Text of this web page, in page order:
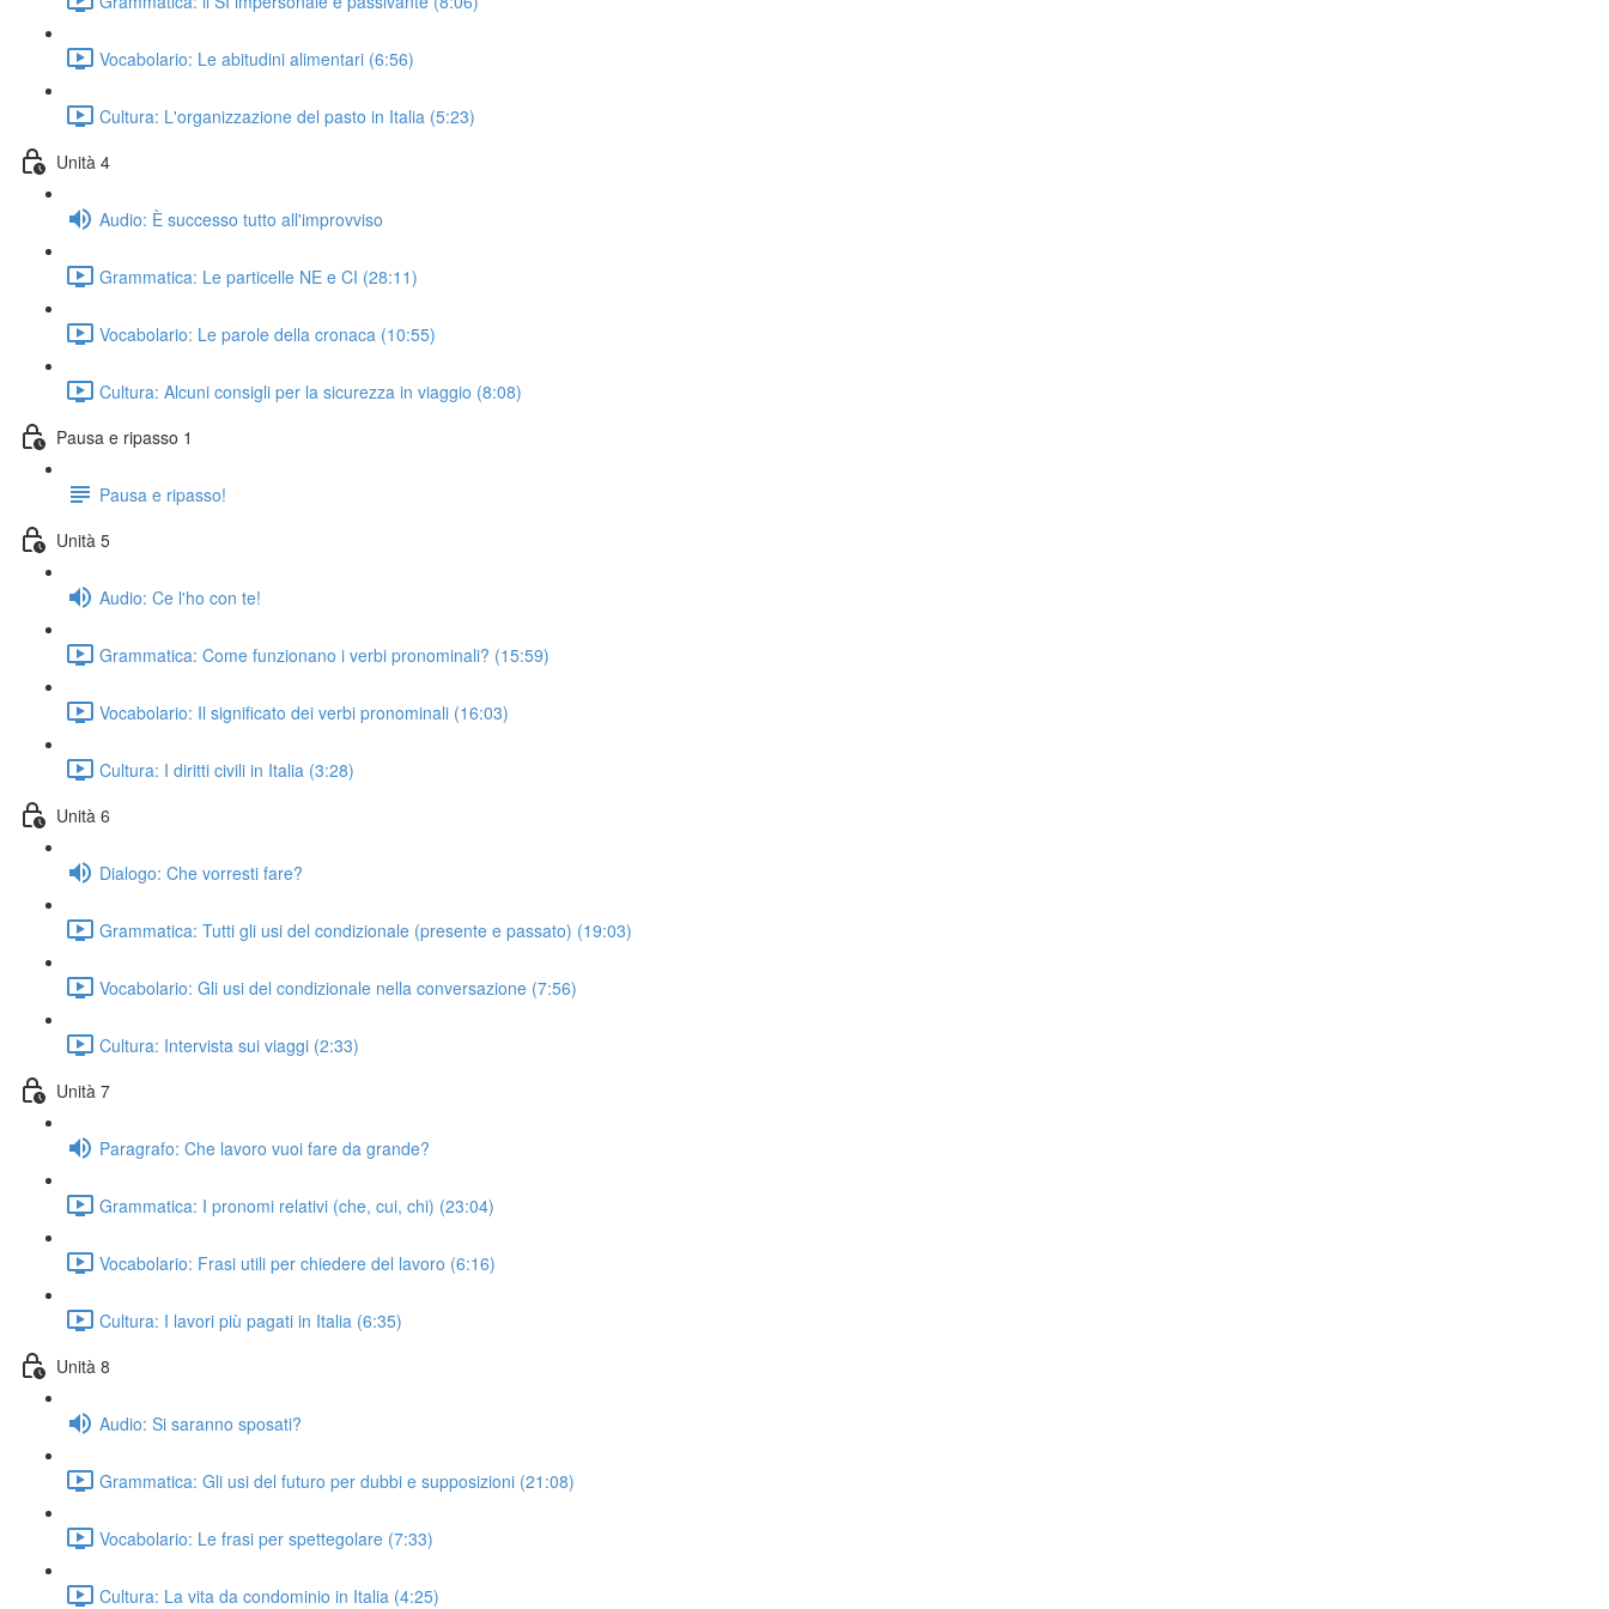
Vocabolario: Le abitudini alimentari (6:56)
Cultura: L'organizzazione del pasto in Italia (5:23)
Unità 4
Audio: È successo tutto all'improvviso
Grammatica: Le particelle NE e CI (28:11)
Vocabolario: Le parole della cronaca (10:55)
Cultura: Alcuni consigli per la sicurezza in viaggio (8:08)
Pausa e ripasso 1
Pausa e ripasso!
Unità 5
Audio: Ce l'ho con te!
Grammatica: Come funzionano i verbi pronominali? (15:59)
Vocabolario: Il significato dei verbi pronominali (16:03)
Cultura: I diritti civili in Italia (3:28)
Unità 6
Dialogo: Che vorresti fare?
Grammatica: Tutti gli usi del condizionale (presente e passato) (19:03)
Vocabolario: Gli usi del condizionale nella conversazione (7:56)
Cultura: Intervista sui viaggi (2:33)
Unità 7
Paragrafo: Che lavoro vuoi fare da grande?
Grammatica: I pronomi relativi (che, cui, chi) (23:04)
Vocabolario: Frasi utili per chiedere del lavoro (6:16)
Cultura: I lavori più pagati in Italia (6:35)
Unità 8
Audio: Si saranno sposati?
Grammatica: Gli usi del futuro per dubbi e supposizioni (21:08)
Vocabolario: Le frasi per spettegolare (7:33)
Cultura: La vita da condominio in Italia (4:25)